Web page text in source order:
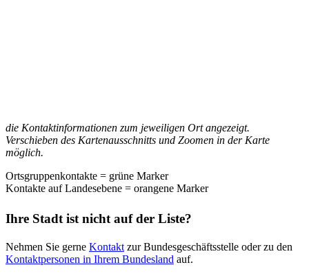
die Kontaktinformationen zum jeweiligen Ort angezeigt.
Verschieben des Kartenausschnitts und Zoomen in der Karte
möglich.
Ortsgruppenkontakte = grüne Marker
Kontakte auf Landesebene = orangene Marker
Ihre Stadt ist nicht auf der Liste?
Nehmen Sie gerne Kontakt zur Bundesgeschäftsstelle oder zu den
Kontaktpersonen in Ihrem Bundesland auf.